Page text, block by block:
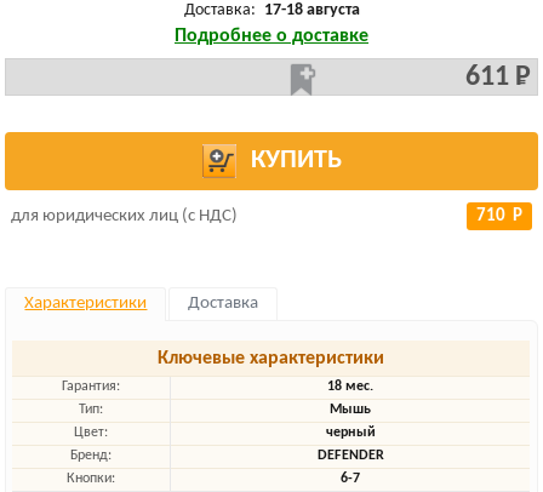
Доставка: 17-18 августа
Подробнее о доставке
611 Р
КУПИТЬ
для юридических лиц (с НДС) 710 Р
Характеристики Доставка
Ключевые характеристики
Гарантия:
18 мес.
Тип:
Мышь
Цвет:
черный
Бренд:
DEFENDER
Кнопки:
6-7